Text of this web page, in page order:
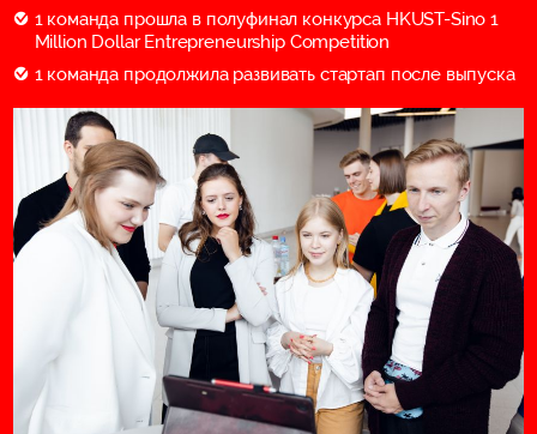
1 команда прошла в полуфинал конкурса HKUST-Sino 1
Million Dollar Entrepreneurship Competition
1 команда продолжила развивать стартап после выпуска